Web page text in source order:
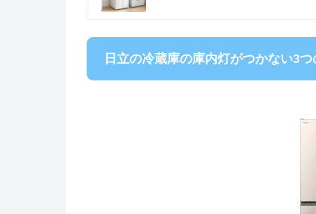
日立の冷蔵庫の庫内灯がつかない3つ